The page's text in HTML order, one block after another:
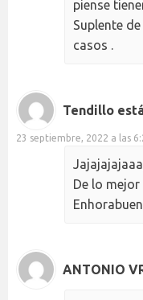
piense
Suplente
casos .
Tendillo
23 septiembre, 2022 a las
De lo
ANTONIO